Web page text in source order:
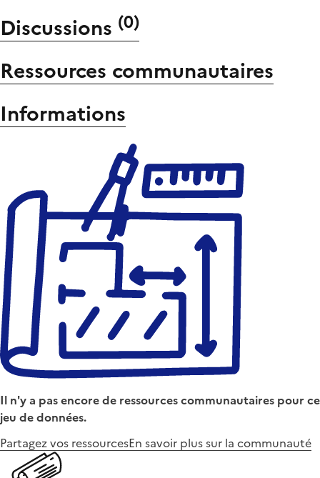
Discussions (0)
Ressources communautaires
Informations
Il n'y a pas encore de ressources communautaires pour ce
jeu de données.
Partagez vos ressourcesEn savoir plus sur la communauté